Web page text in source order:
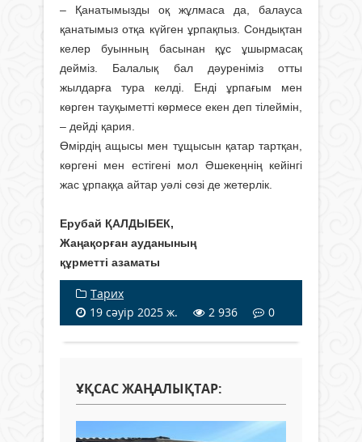
– Қанатымызды оқ жұлмаса да, балауса
қанатымыз отқа күйген ұрпақпыз. Сондықтан
келер буынның басынан құс ұшырмасақ
дейміз. Балалық бал дәуреніміз отты
жылдарға тура келді. Енді ұрпағым мен
көрген тауқыметті көрмесе екен деп тілеймін,
– дейді қария.
Өмірдің ащысы мен тұщысын қатар тартқан,
көргені мен естігені мол Әшекеңнің кейінгі
жас ұрпаққа айтар уәлі сөзі де жетерлік.
Ерубай ҚАЛДЫБЕК,
Жаңақорған ауданының
құрметті азаматы
Тарих
19 сәуір 2025 ж.
2 936 0
ҰҚСАС ЖАҢАЛЫҚТАР: